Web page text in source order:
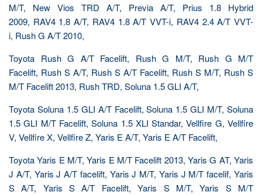
M/T, New Vios TRD A/T, Previa A/T, Prius 1.8 Hybrid
2009, RAV4 1.8 A/T, RAV4 1.8 A/T VVT-i, RAV4 2.4 A/T VVT-
i, Rush G A/T 2010,
Toyota Rush G A/T Facelift, Rush G M/T, Rush G M/T
Facelift, Rush S A/T, Rush S A/T Facelift, Rush S M/T, Rush S
M/T Facelift 2013, Rush TRD, Soluna 1.5 GLI A/T,
Toyota Soluna 1.5 GLI A/T Facelift, Soluna 1.5 GLI M/T, Soluna
1.5 GLI M/T Facelift, Soluna 1.5 XLI Standar, Vellfire G, Vellfire
V, Vellfire X, Vellfire Z, Yaris E A/T, Yaris E A/T Facelift,
Toyota Yaris E M/T, Yaris E M/T Facelift 2013, Yaris G AT, Yaris
J A/T, Yaris J A/T facelift, Yaris J M/T, Yaris J M/T facelif, Yaris
S A/T, Yaris S A/T Facelift, Yaris S M/T, Yaris S M/T